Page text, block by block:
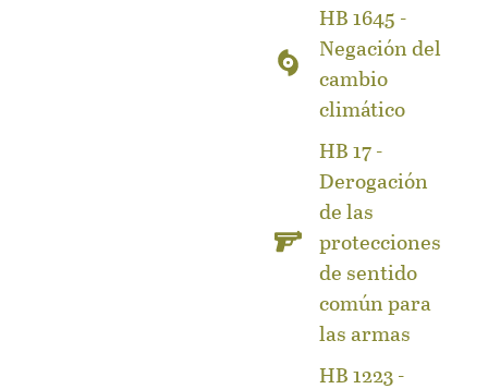
HB 1645 -
Negación del
cambio
climático
HB 17 -
Derogación
de las
protecciones
de sentido
común para
las armas
HB 1223 -